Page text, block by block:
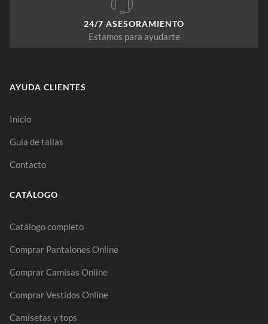
24/7 ASESORAMIENTO
Estamos para ayudarte
AYUDA CLIENTES
Inicio
Guía de tallas
Contacto
CATÁLOGO
Catálogo completo
Comprar Pantalones Online
Comprar Camisas Online
Comprar Vestidos Online
Camisetas y tops